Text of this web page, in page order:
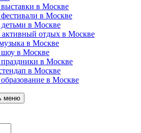
в Москве
в Москве
детьми в Москве
активный отдых в Москве
в Москве
шоу в Москве
в Москве
в Москве
в Москве
меню